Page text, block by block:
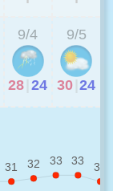
9/4
28 24
9/5
30 24